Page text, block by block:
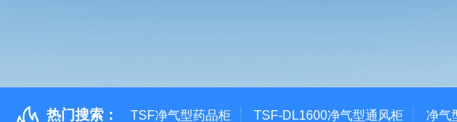
热门搜索： TSF净气型药品柜 TSF-DL1600净气型通风柜 净气